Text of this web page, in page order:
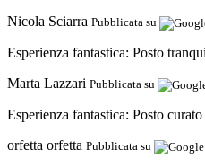
Nicola Sciarra Pubblicata su
Esperienza fantastica: Posto
Marta Lazzari Pubblicata su
Esperienza fantastica: Posto
orfetta orfetta Pubblicata su